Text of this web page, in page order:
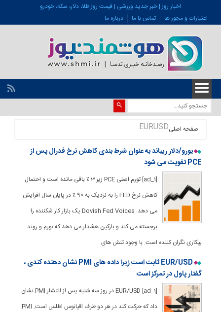
اخبار روز | خبر جدید ورزشی | قیمت روز طلا، دلار، سکه، خودرو
اعتبارات و مجوز ها
تماس با ما درباره ما
صفحه اصلیEURUSD
یورو/دلار ریباند به عنوان شرط بندی کاهش نرخ فدرال پس از
PCE تقویت می شود
[ad_1] تورم اصلی PCE زیر 3 ٪ باقی مانده است و احتمال
کاهش نرخ FED را به نزدیک به 90 ٪ در پایان سال افزایش
می دهد. Dovish Fed Voices یک بازار کار شکننده را
برجسته می کند و بارکین هشدار می دهد که تورم و روند
بیکاری نگران کننده است. با وجود تنش های
EUR/USD ثابت است زیرا داده های PMI نشان دهنده کندی ،
گفتار پاول در تمرکز است
[ad_1] EUR/USD در روز سه شنبه پس از انتشار PMI نشان
داد که حرکت کند در هر دو طرف اقیانوس اطلس است. PMI